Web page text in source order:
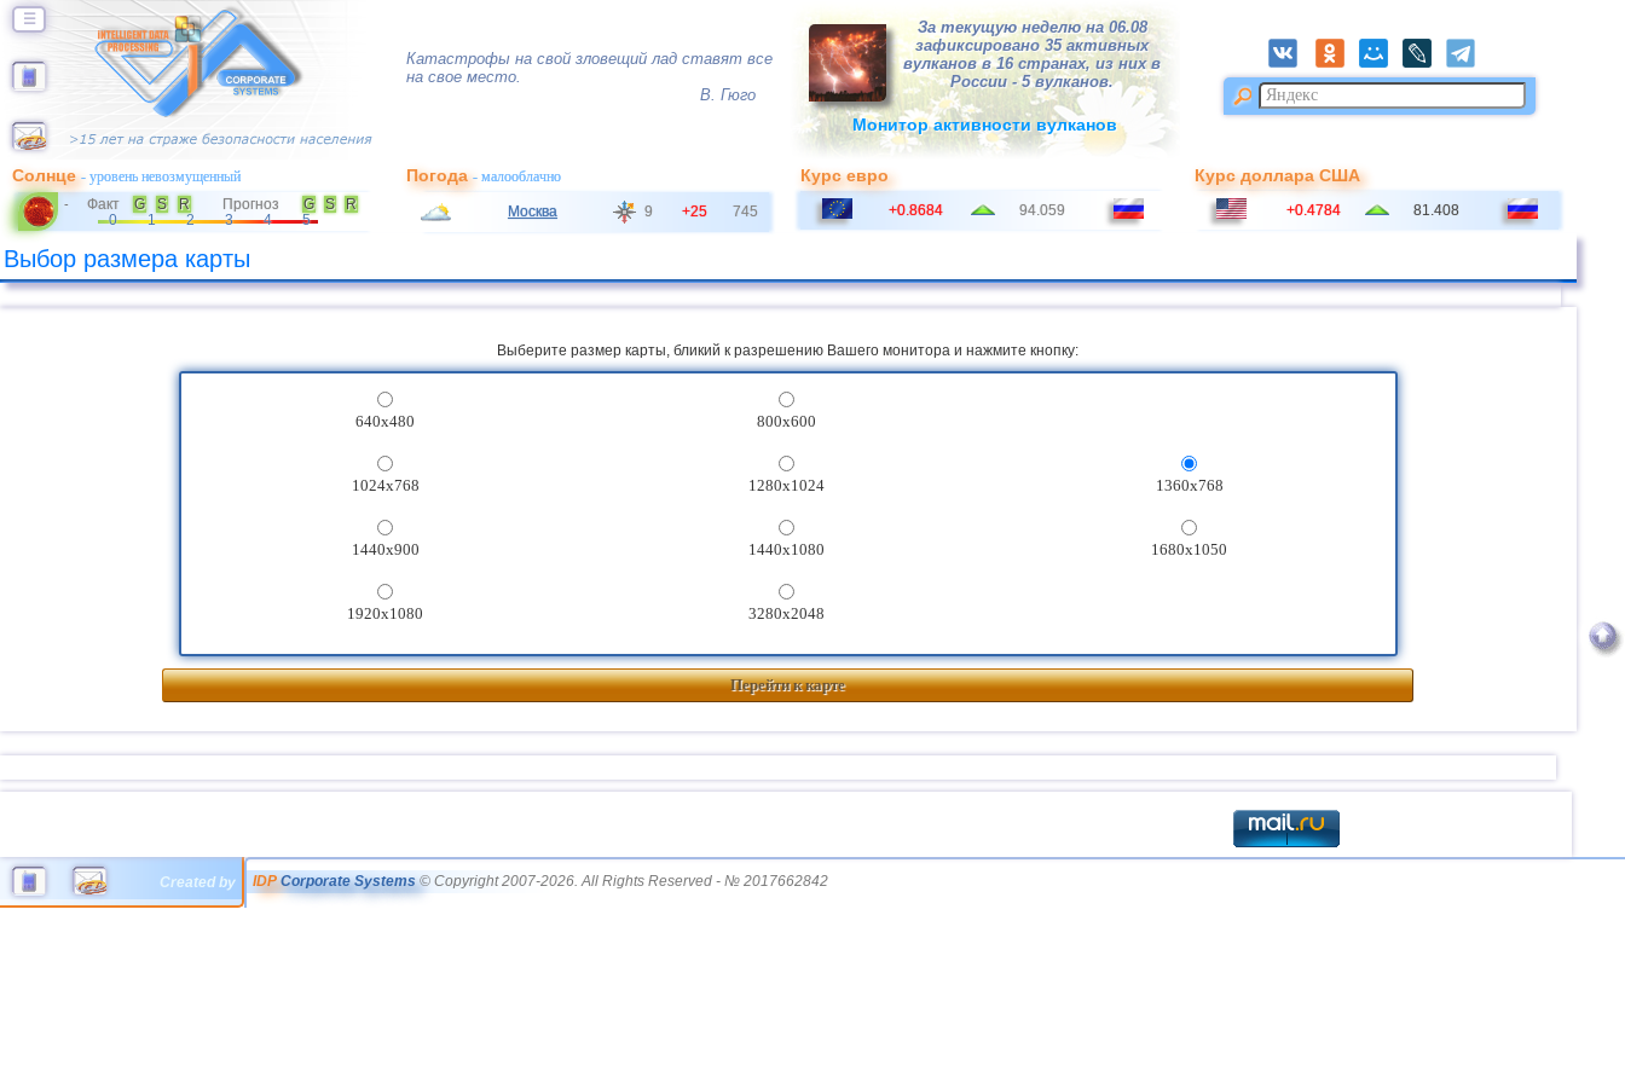
☰
Катастрофы на свой зловещий лад ставят все
на свое место.
В. Гюго
За текущую неделю на 06.08
зафиксировано 35 активных
вулканов в 16 странах, из них в
России - 5 вулканов.
Монитор активности вулканов
Солнце- уровень невозмущенный
- Факт G S R Прогноз G S
R
0
1 2 3 4 5
Погода- малооблачно
Москва 9 +25 745
Курс евро
+0.8684 94.059
Курс доллара США
+0.4784 81.408
Выбор размера карты
Выберите размер карты, бликий к разрешению Вашего монитора и нажмите кнопку:
640x480 800x600
1024x768 1280x1024 1360x768
1440x900 1440x1080 1680x1050
1920x1080 3280x2048
Перейти к карте
Created by IDP Corporate Systems © Copyright 2007-2026. All Rights Reserved - № 2017662842